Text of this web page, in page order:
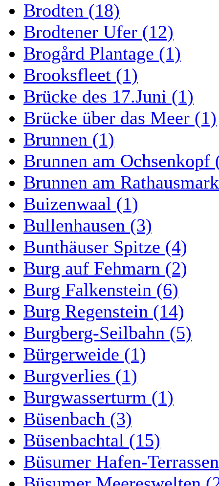
Brodten (18)
Brodtener Ufer (12)
Brogård Plantage (1)
Brooksfleet (1)
Brücke des 17.Juni (1)
Brücke über das Meer (1)
Brunnen (1)
Brunnen am Ochsenkopf
Brunnen am
Buizenwaal (1)
Bullenhausen (3)
Bunthäuser Spitze (4)
Burg auf Fehmarn (2)
Burg Falkenstein (6)
Burg Regenstein (14)
Burgberg-Seilbahn (5)
Bürgerweide (1)
Burgverlies (1)
Burgwasserturm (1)
Büsenbach (3)
Büsenbachtal (15)
Büsumer Hafen-